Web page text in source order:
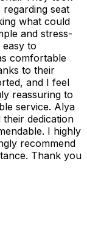
seat
what could
and stress-
to
comfortable
to their
and I feel
reassuring to
service. Alya
dedication
I highly
recommend
Thank you